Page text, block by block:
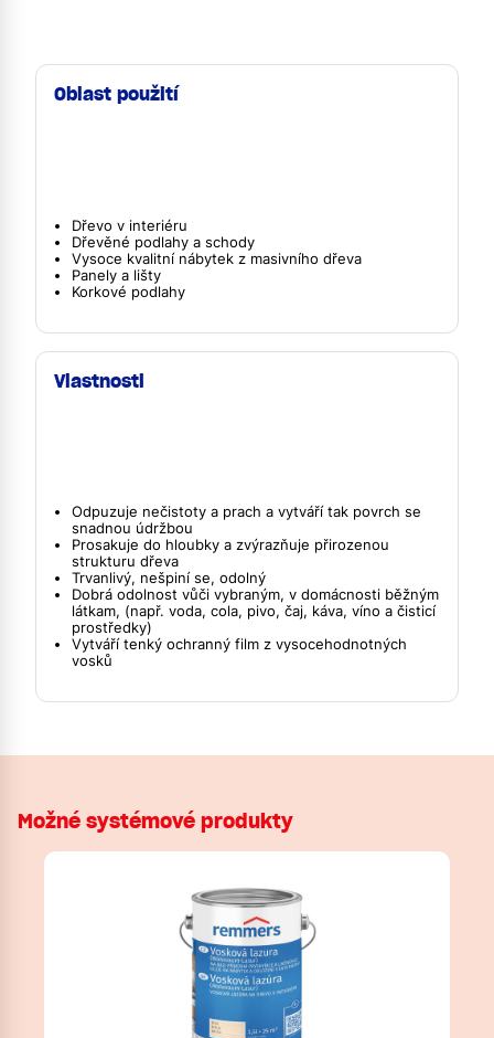
Oblast použití
Dřevo v interiéru
Dřevěné podlahy a schody
Vysoce kvalitní nábytek z masivního dřeva
Panely a lišty
Korkové podlahy
Vlastnosti
Odpuzuje nečistoty a prach a vytváří tak povrch se
snadnou údržbou
Prosakuje do hloubky a zvýrazňuje přirozenou
strukturu dřeva
Trvanlivý, nešpiní se, odolný
Dobrá odolnost vůči vybraným, v domácnosti běžným
látkam, (např. voda, cola, pivo, čaj, káva, víno a čisticí
prostředky)
Vytváří tenký ochranný film z vysocehodnotných
vosků
Možné systémové produkty